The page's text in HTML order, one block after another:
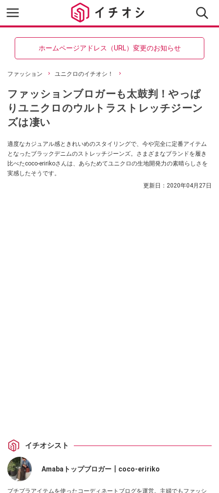
ホームページアドレス（URL）変更のお知らせ
ファッション ユニクロのイチオシ！
ファッションブロガーも太鼓判！やっぱ
りユニクロのウルトラストレッチジーン
ズは凄い
適度なカジュアル感ときれいめのスタイリングで、今や完全に定番アイテム
となったブラックデニムのストレッチジーンズ。さまざまなブランドを履き
比べたcoco-eririkoさんは、あらためてユニクロの生地開発力の素晴らしさを
実感したそうです。
更新日： 2020年04月27日
イチオシスト
Amabaトップブロガー┃coco-eririko
プチプラアイテムを使ったコーディネートブログを運営。主婦でもファッシ